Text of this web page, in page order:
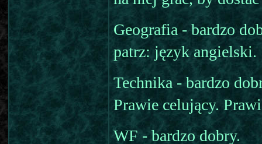
Geografia - bardzo
patrz: język angielski.
Technika - bardzo
Prawie celujący.
WF - bardzo dobry.